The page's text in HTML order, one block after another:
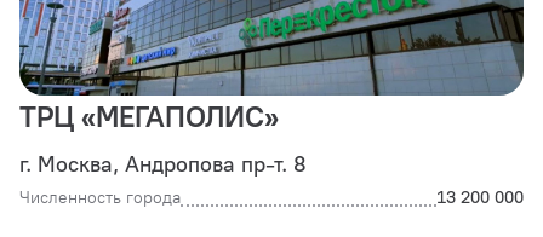
ТРЦ «МЕГАПОЛИС»
г. Москва, Андропова пр-т. 8
Численность города 13 200 000